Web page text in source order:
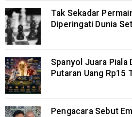
Tak Sekadar
Diperingati Dunia
Spanyol Juara Piala
Putaran Uang Rp15
Pengacara Sebut